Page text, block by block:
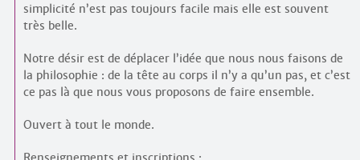
simplicité n’est pas toujours facile mais elle est souvent
très belle.
Notre désir est de déplacer l’idée que nous nous faisons de
la philosophie : de la tête au corps il n’y a qu’un pas, et c’est
ce pas là que nous vous proposons de faire ensemble.
Ouvert à tout le monde.